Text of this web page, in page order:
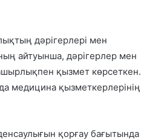
дәрігерлері мен
айтуынша, дәрігерлер мен
қызмет көрсеткен.
медицина қызметкерлерінің
қорғау бағытында